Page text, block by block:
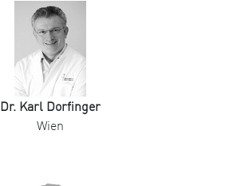
Dr. Karl Dorfinger
Wien